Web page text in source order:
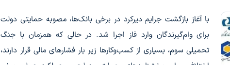
با آغاز بازگشت جرایم دیرکرد در برخی بانک‌ها، مصوبه حمایتی دولت
برای وام‌گیرندگان وارد فاز اجرا شد. در حالی که همزمان با جنگ
تحمیلی سوم، بسیاری از کسب‌وکارها زیر بار فشارهای مالی قرار دارند،